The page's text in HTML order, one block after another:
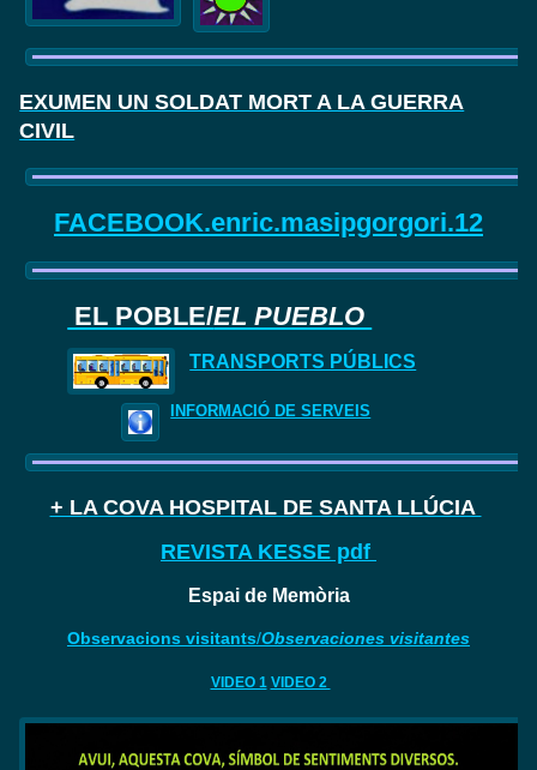
EXUMEN UN SOLDAT MORT A LA GUERRA
CIVIL
FACEBOOK.enric.masipgorgori.12
EL POBLE/EL PUEBLO
TRANSPORTS PÚBLICS
INFORMACIÓ DE SERVEIS
+ LA COVA HOSPITAL DE SANTA LLÚCIA
REVISTA KESSE pdf
Espai de Memòria
Observacions visitants/Observaciones visitantes
VIDEO 1 VIDEO 2